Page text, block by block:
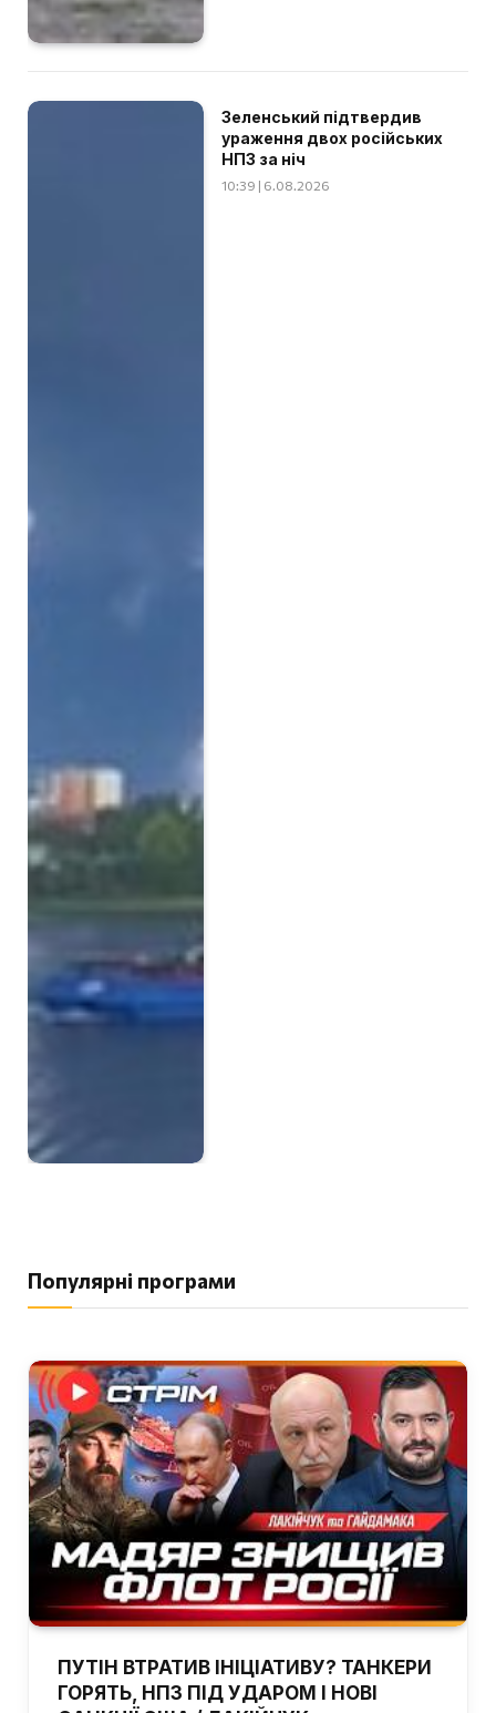
Зеленський підтвердив
ураження двох російських
НПЗ за ніч
10:39 | 6.08.2026
Популярні програми
ПУТІН ВТРАТИВ ІНІЦІАТИВУ? ТАНКЕРИ
ГОРЯТЬ, НПЗ ПІД УДАРОМ І НОВІ